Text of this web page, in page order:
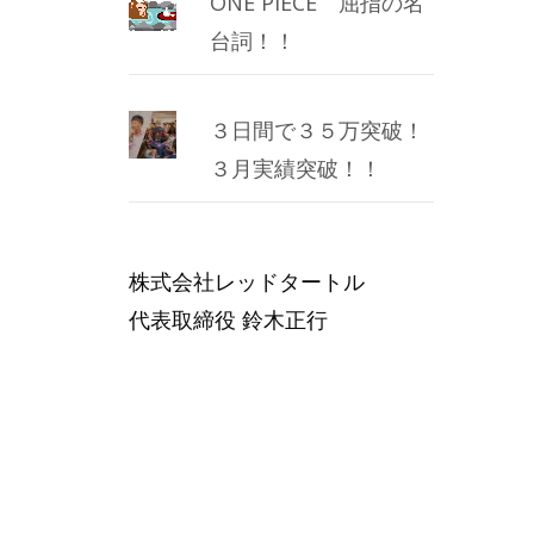
台詞！！
３日間で３５万突破！
３月実績突破！！
株式会社レッドタートル
代表取締役 鈴木正行